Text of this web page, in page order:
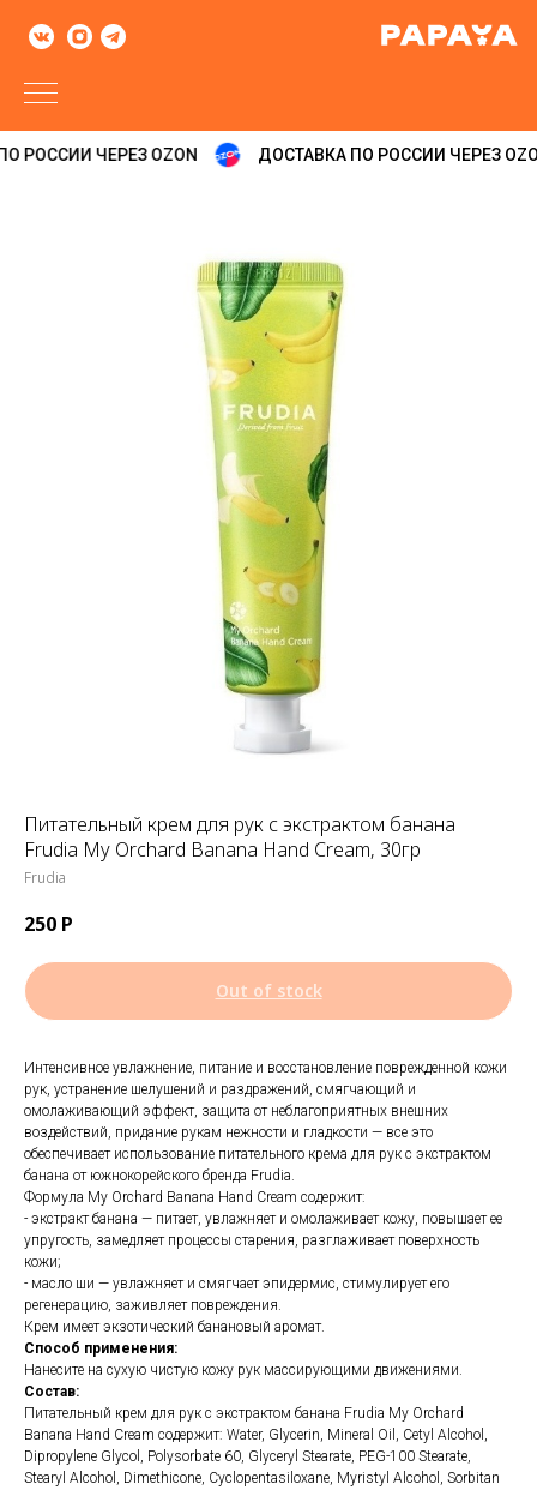
РОССИИ ЧЕРЕЗ OZON ДОСТАВКА ПО РОССИИ ЧЕРЕЗ
Питательный крем для рук с экстрактом банана
Frudia My Orchard Banana Hand Cream, 30гр
Frudia
250 Р
Out of stock
Интенсивное увлажнение, питание и восстановление поврежденной кожи
рук, устранение шелушений и раздражений, смягчающий и
омолаживающий эффект, защита от неблагоприятных внешних
воздействий, придание рукам нежности и гладкости — все это
обеспечивает использование питательного крема для рук с экстрактом
банана от южнокорейского бренда Frudia.
Формула My Orchard Banana Hand Cream содержит:
- экстракт банана — питает, увлажняет и омолаживает кожу, повышает ее
упругость, замедляет процессы старения, разглаживает поверхность
кожи;
- масло ши — увлажняет и смягчает эпидермис, стимулирует его
регенерацию, заживляет повреждения.
Крем имеет экзотический банановый аромат.
Способ применения:
Нанесите на сухую чистую кожу рук массирующими движениями.
Состав:
Питательный крем для рук с экстрактом банана Frudia My Orchard
Banana Hand Cream содержит: Water, Glycerin, Mineral Oil, Cetyl Alcohol,
Dipropylene Glycol, Polysorbate 60, Glyceryl Stearate, PEG-100 Stearate,
Stearyl Alcohol, Dimethicone, Cyclopentasiloxane, Myristyl Alcohol, Sorbitan